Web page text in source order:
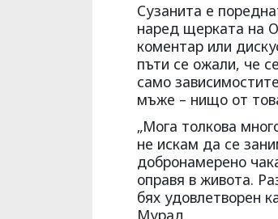
Сузанита е
наред щерката на
коментар или
пъти се ожали, че
само
мъже – нищо от
„Мога толкова
не искам да се
добронамерено
оправя в живота.
бях удовлетворен